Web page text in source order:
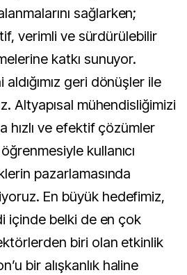
sağlarken;
verimli ve sürdürülebilir
katkı sunuyor.
aldığımız geri dönüşler ile
Altyapısal mühendisliğimizi
hızlı ve efektif çözümler
kullanıcı
pazarlamasında
En büyük hedefimiz,
içinde belki de en çok
biri olan etkinlik
bir alışkanlık haline